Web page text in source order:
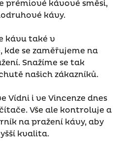
prémiové kávové směsi,
kávy.
kávu také v
kde se zaměřujeme na
Snažíme se tak
našich zákazníků.
Vídni i ve Vincenze dnes
Vše ale kontroluje a
na pražení kávy, aby
kvalita.